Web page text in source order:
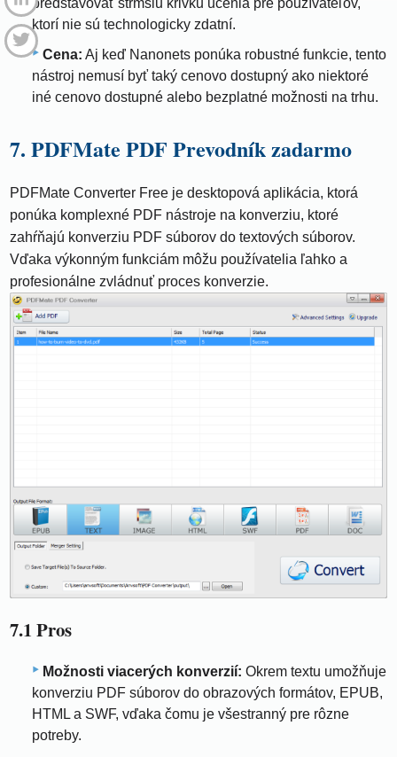
predstavovať strmšiu krivku učenia pre používateľov,
ktorí nie sú technologicky zdatní.
Cena: Aj keď Nanonets ponúka robustné funkcie, tento
nástroj nemusí byť taký cenovo dostupný ako niektoré
iné cenovo dostupné alebo bezplatné možnosti na trhu.
7. PDFMate PDF Prevodník zadarmo
PDFMate Converter Free je desktopová aplikácia, ktorá
ponúka komplexné PDF nástroje na konverziu, ktoré
zahŕňajú konverziu PDF súborov do textových súborov.
Vďaka výkonným funkciám môžu používatelia ľahko a
profesionálne zvládnuť proces konverzie.
7.1 Pros
Možnosti viacerých konverzií: Okrem textu umožňuje
konverziu PDF súborov do obrazových formátov, EPUB,
HTML a SWF, vďaka čomu je všestranný pre rôzne
potreby.